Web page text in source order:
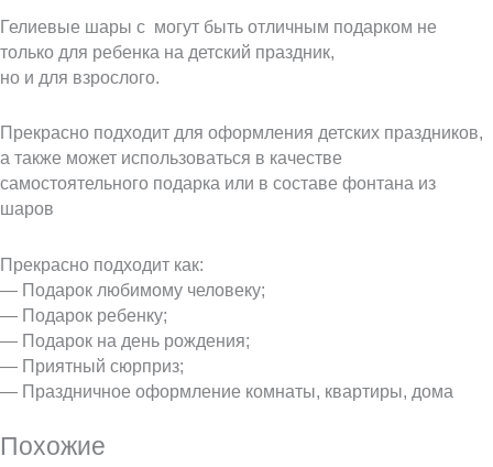
Гелиевые шары с могут быть отличным подарком не
только для ребенка на детский праздник,
но и для взрослого.
Прекрасно подходит для оформления детских праздников,
а также может использоваться в качестве
самостоятельного подарка или в составе фонтана из
шаров
Прекрасно подходит как:
— Подарок любимому человеку;
— Подарок ребенку;
— Подарок на день рождения;
— Приятный сюрприз;
— Праздничное оформление комнаты, квартиры, дома
Похожие